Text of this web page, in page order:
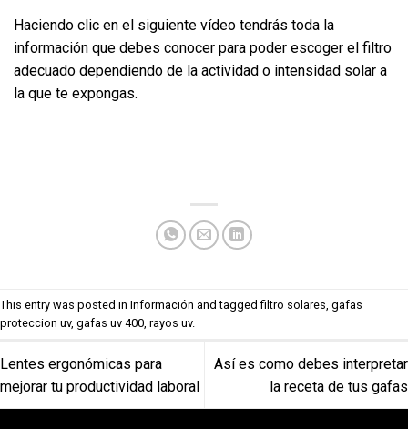
Haciendo clic en el siguiente vídeo tendrás toda la
información que debes conocer para poder escoger el filtro
adecuado dependiendo de la actividad o intensidad solar a
la que te expongas.
This entry was posted in Información and taggedfiltro solares gafas
proteccion uv, gafas uv 400 rayos uv.
Lentes ergonómicas para
mejorar tu productividad laboral
Así es como debes interpretar
la receta de tus gafas